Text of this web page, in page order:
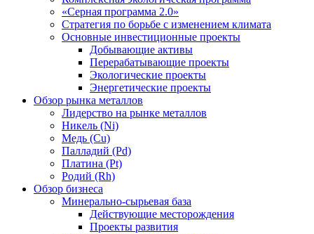
«Серная программа 2.0»
Стратегия по борьбе с изменением климата
Основные инвестиционные проекты
Добывающие активы
Перерабатывающие проекты
Экологические проекты
Энергетические проекты
Обзор рынка металлов
Лидерство на рынке металлов
Никель (Ni)
Медь (Cu)
Палладий (Pd)
Платина (Pt)
Родий (Rh)
Обзор бизнеса
Минерально-сырьевая база
Действующие месторождения
Проекты развития